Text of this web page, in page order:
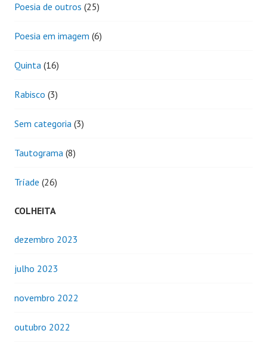
Poesia de outros (25)
Poesia em imagem (6)
Quinta (16)
Rabisco (3)
Sem categoria (3)
Tautograma (8)
Tríade (26)
COLHEITA
dezembro 2023
julho 2023
novembro 2022
outubro 2022